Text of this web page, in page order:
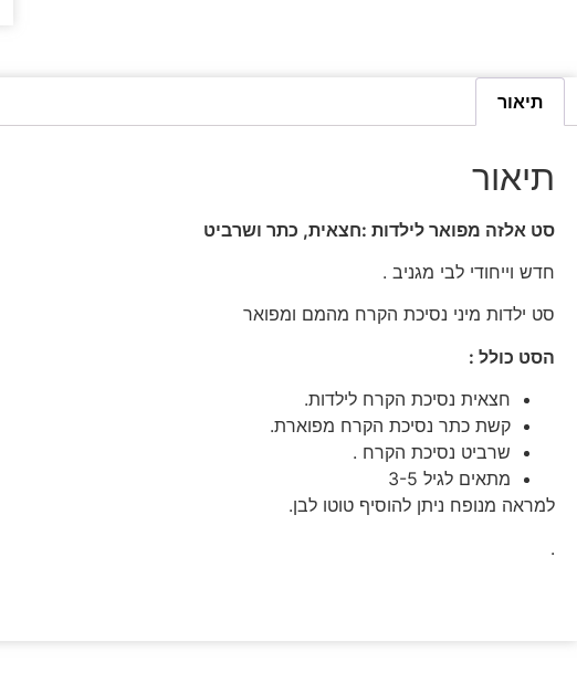
תיאור
תיאור
סט אלזה מפואר לילדות :חצאית, כתר ושרביט
חדש וייחודי לבי מגניב .
סט ילדות מיני נסיכת הקרח מהמם ומפואר
הסט כולל :
חצאית נסיכת הקרח לילדות.
קשת כתר נסיכת הקרח מפוארת.
שרביט נסיכת הקרח .
מתאים לגיל 3-5
למראה מנופח ניתן להוסיף טוטו לבן.
.